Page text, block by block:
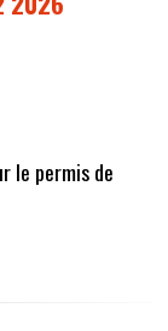
le permis de